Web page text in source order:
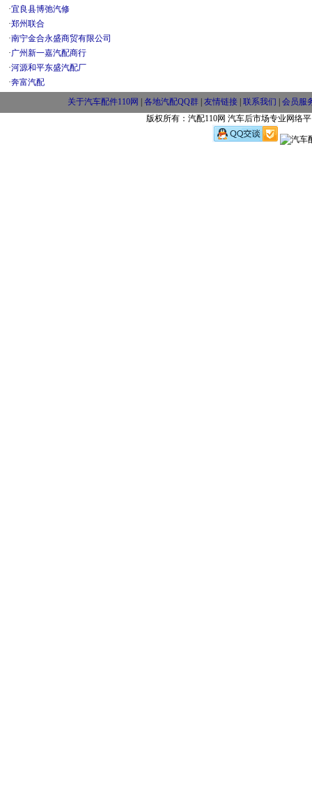
·宜良县博弛汽修
·郑州联合
·南宁金合永盛商贸有限公司
·广州新一嘉汽配商行
·河源和平东盛汽配厂
·奔富汽配
关于汽车配件110网 各地汽配QQ群 友情链接 联系我们
会员服
版权所有：汽配110网 汽车后市场专业网络